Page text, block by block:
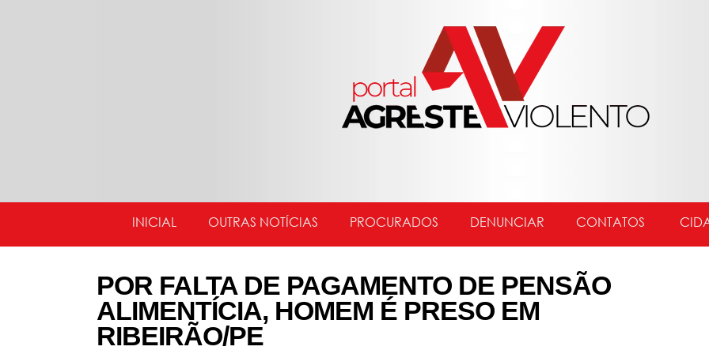
INICIAL OUTRAS NOTÍCIAS PROCURADOS DENUNCIAR CONTATOS
POR FALTA DE PAGAMENTO DE PENSÃO
ALIMENTÍCIA, HOMEM É PRESO EM
RIBEIRÃO/PE